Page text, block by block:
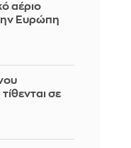
αέριο
Ευρώπη
σε